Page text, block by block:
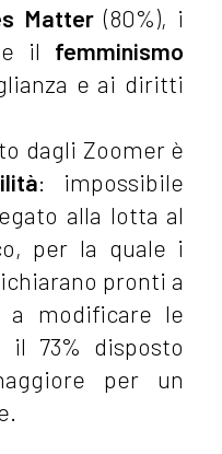
Matter (80%), i
e il femminismo
e ai diritti
dagli Zoomer è
: impossibile
alla lotta al
per la quale i
pronti a
a modificare le
73% disposto
per un